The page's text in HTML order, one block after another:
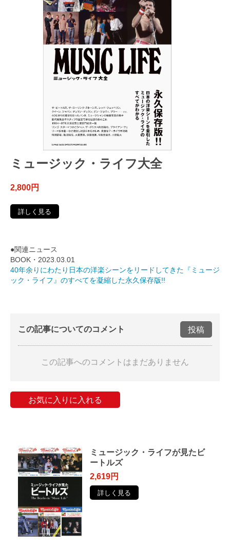
ミュージック・ライフ大全
2,800円
詳しく見る
●関連ニュース
BOOK・2023.03.01
40年余りにわたり日本の洋楽シーンをリードしてきた『ミュージ
ック・ライフ』のすべてを凝縮した永久保存版!!
この記事についてのコメント 投稿
この記事へのコメントはまだありません
お気に入りに入れる
ミュージック・ライフが見たビ
ートルズ
2,619円
詳しく見る